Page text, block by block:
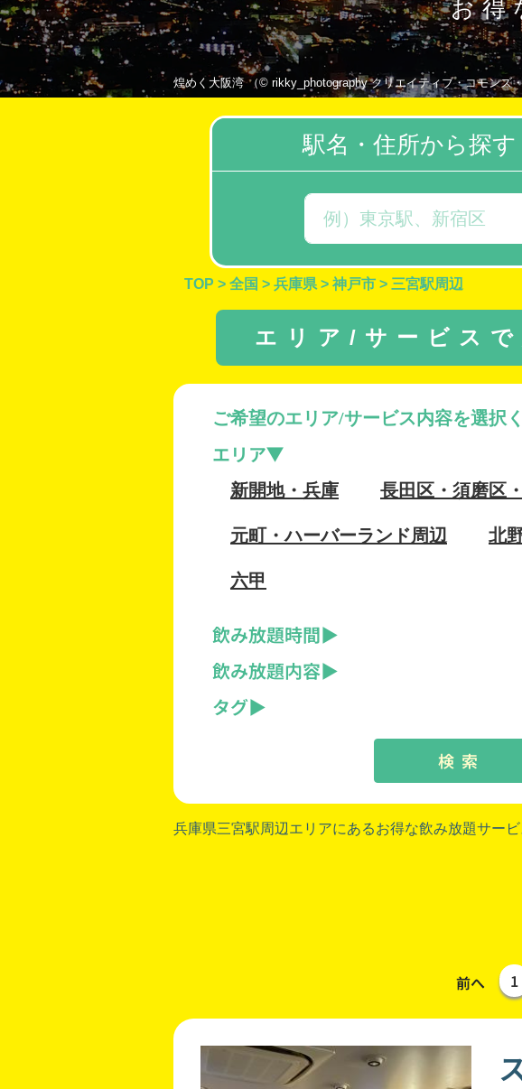
お得
煌めく大阪湾 （© rikky_photography クリエイティブ・コモン
駅名・住所から探す
TOP > 全国 > 兵庫県 > 神戸市 > 三宮駅周辺
エリア/サービスで
ご希望のエリア/サービス内容を選択く
エリア
新開地・兵庫 長田区・須磨区
元町・ハーバーランド周辺 北
六甲
飲み放題時間
飲み放題内容
タグ
検 索
兵庫県三宮駅周辺エリアにあるお得な飲み放題サー
前へ 1